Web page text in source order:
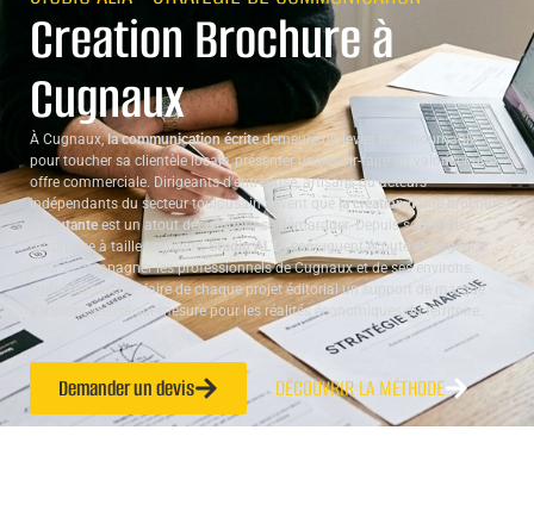
Creation Brochure à
Cugnaux
À Cugnaux,la communication écritedemeure un levier incontournable
pour toucher sa clientèle locale, présenter un savoir-faire ou valoriser une
offre commerciale. Dirigeants d’entreprise, artisans ou acteurs
indépendants du secteur toulousain savent que la création d’une brochure
percutanteest un atout décisif pour se démarquer. Depuis son studio
graphique à taille humaine,Studio ALTAconjuguent écoute et exigence
pour accompagner les professionnels de Cugnaux et de ses environs.
Notre démarche : faire de chaque projet éditorial un support de marque
pertinent, pensé sur-mesure pour les réalités économiques du territoire.
Demander un devis DÉCOUVRIR LA MÉTHODE